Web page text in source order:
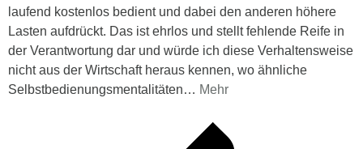
laufend kostenlos bedient und dabei den anderen höhere
Lasten aufdrückt. Das ist ehrlos und stellt fehlende Reife in
der Verantwortung dar und würde ich diese Verhaltensweise
nicht aus der Wirtschaft heraus kennen, wo ähnliche
Selbstbedienungsmentalitäten… Mehr